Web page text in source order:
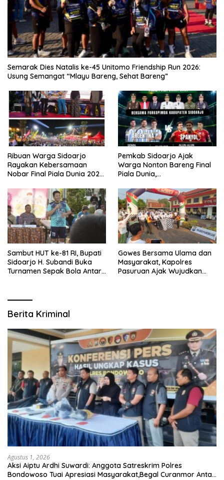
Semarak Dies Natalis ke-45 Unitomo Friendship Run 2026:
Usung Semangat “Mlayu Bareng, Sehat Bareng”
Ribuan Warga Sidoarjo
Rayakan Kebersamaan
Nobar Final Piala Dunia 2026
Forkopimda
Pemkab Sidoarjo Ajak
Warga Nonton Bareng Final
Piala Dunia,
Sambut HUT ke-81 RI, Bupati
Sidoarjo H. Subandi Buka
Turnamen Sepak Bola Antar
Gowes Bersama Ulama dan
Masyarakat, Kapolres
Pasuruan Ajak Wujudkan
Berita Kriminal
Agustus 1, 2026
Aksi Aiptu Ardhi Suwardi: Anggota Satreskrim Polres
Bondowoso Tuai Apresiasi Masyarakat,Begal Curanmor Antar